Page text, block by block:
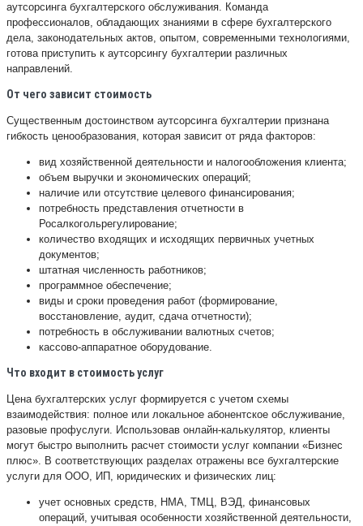
аутсорсинга бухгалтерского обслуживания. Команда
профессионалов, обладающих знаниями в сфере бухгалтерского
дела, законодательных актов, опытом, современными технологиями,
готова приступить к аутсорсингу бухгалтерии различных
направлений.
От чего зависит стоимость
Существенным достоинством аутсорсинга бухгалтерии признана
гибкость ценообразования, которая зависит от ряда факторов:
вид хозяйственной деятельности и налогообложения клиента;
объем выручки и экономических операций;
наличие или отсутствие целевого финансирования;
потребность представления отчетности в
Росалкогольрегулирование;
количество входящих и исходящих первичных учетных
документов;
штатная численность работников;
программное обеспечение;
виды и сроки проведения работ (формирование,
восстановление, аудит, сдача отчетности);
потребность в обслуживании валютных счетов;
кассово-аппаратное оборудование.
Что входит в стоимость услуг
Цена бухгалтерских услуг формируется с учетом схемы
взаимодействия: полное или локальное абонентское обслуживание,
разовые профуслуги. Использовав онлайн-калькулятор, клиенты
могут быстро выполнить расчет стоимости услуг компании «Бизнес
плюс». В соответствующих разделах отражены все бухгалтерские
услуги для ООО, ИП, юридических и физических лиц:
учет основных средств, НМА, ТМЦ, ВЭД, финансовых
операций, учитывая особенности хозяйственной деятельности,